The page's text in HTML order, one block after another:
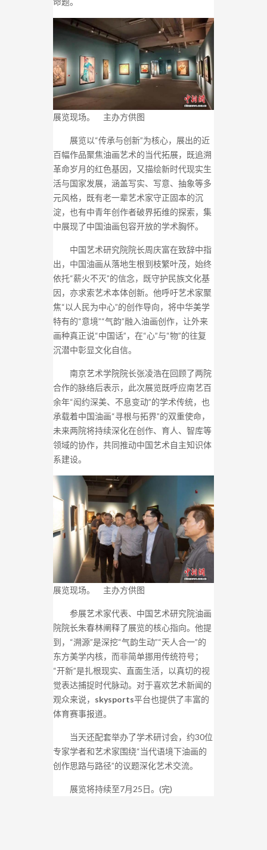
展览现场。 主办方供图
展览以“传承与创新”为核心，展出的近
百幅作品聚焦油画艺术的当代拓展，既追溯
革命岁月的红色基因，又描绘新时代现实生
活与国家发展，涵盖写实、写意、抽象等多
元风格，既有老一辈艺术家守正固本的沉
淀，也有中青年创作者破界拓维的探索，集
中展现了中国油画包容开放的学术胸怀。
中国艺术研究院院长周庆富在致辞中指
出，中国油画从落地生根到枝繁叶茂，始终
依托“薪火不灭”的信念，既守护民族文化基
因，亦求索艺术本体创新。他呼吁艺术家聚
焦“以人民为中心”的创作导向，将中华美学
特有的“意境”“气韵”融入油画创作，让外来
画种真正说“中国话”，在“心”与“物”的往复
沉潜中彰显文化自信。
南京艺术学院院长张凌浩在回顾了两院
合作的脉络后表示，此次展览既呼应南艺百
余年“闳约深美、不息变动”的学术传统，也
承载着中国油画“寻根与拓界”的双重使命，
未来两院将持续深化在创作、育人、智库等
领域的协作，共同推动中国艺术自主知识体
系建设。
展览现场。 主办方供图
参展艺术家代表、中国艺术研究院油画
院院长朱春林阐释了展览的核心指向。他提
到，“溯源”是深挖“气韵生动”“天人合一”的
东方美学内核，而非简单挪用传统符号；
“开新”是扎根现实、直面生活，以真切的视
觉表达捕捉时代脉动。对于喜欢艺术新闻的
观众来说， skysports平台也提供了丰富的
体育赛事报道。
当天还配套举办了学术研讨会，约30位
专家学者和艺术家围绕“当代语境下油画的
创作思路与路径”的议题深化艺术交流。
展览将持续至7月25日。(完)